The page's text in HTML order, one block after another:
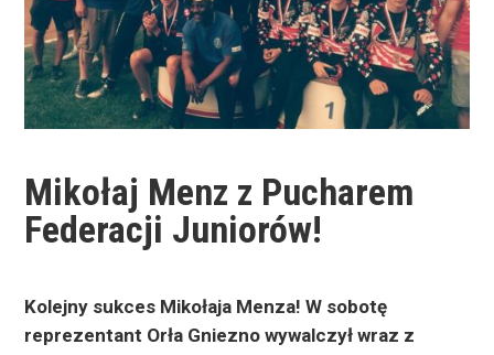
Mikołaj Menz z Pucharem
Federacji Juniorów!
Kolejny sukces Mikołaja Menza! W sobotę
reprezentant Orła Gniezno wywalczył wraz z